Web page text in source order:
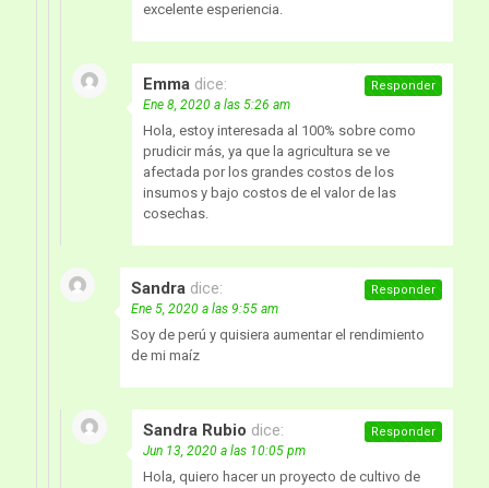
excelente esperiencia.
Emma dice:
Ene 8, 2020 a las 5:26 am
Hola, estoy interesada al 100% sobre como
prudicir más, ya que la agricultura se ve
afectada por los grandes costos de los
insumos y bajo costos de el valor de las
cosechas.
Responder
Sandra dice:
Ene 5, 2020 a las 9:55 am
Soy de perú y quisiera aumentar el rendimiento
de mi maíz
Responder
Sandra Rubio dice:
Jun 13, 2020 a las 10:05 pm
Hola, quiero hacer un proyecto de cultivo de
Responder